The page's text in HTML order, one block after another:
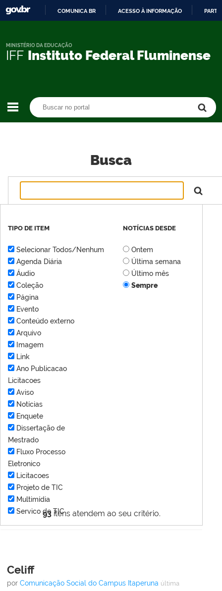
CONTEÚDO
COMUNICA BR ACESSO À INFORMAÇÃO
IFF Instituto Federal Fluminense
MINISTÉRIO DA EDUCAÇÃO
Busca
93itens atendem ao seu critério.
TIPO DE ITEM
Selecionar Todos/Nenhum
Agenda Diária
Áudio
Coleção
Página
Evento
Conteúdo externo
Arquivo
Imagem
Link
Ano Publicacao
Licitacoes
Aviso
Notícias
Enquete
Dissertação de
Mestrado
Fluxo Processo
Eletronico
Licitacoes
Projeto de TIC
Multimídia
Servico de TIC
NOTÍCIAS DESDE
Ontem
Última semana
Último mês
Sempre
Celiff
por Comunicação Social do Campus Itaperuna última